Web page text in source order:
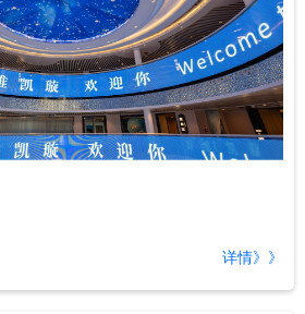
详情》》